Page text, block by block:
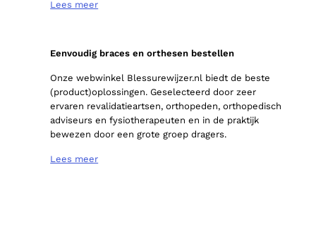
Lees meer
Eenvoudig braces en orthesen bestellen
Onze webwinkel Blessurewijzer.nl biedt de beste
(product)oplossingen. Geselecteerd door zeer
ervaren revalidatieartsen, orthopeden, orthopedisch
adviseurs en fysiotherapeuten en in de praktijk
bewezen door een grote groep dragers.
Lees meer